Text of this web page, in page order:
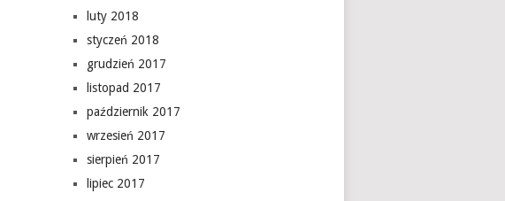
luty 2018
styczeń 2018
grudzień 2017
listopad 2017
październik 2017
wrzesień 2017
sierpień 2017
lipiec 2017